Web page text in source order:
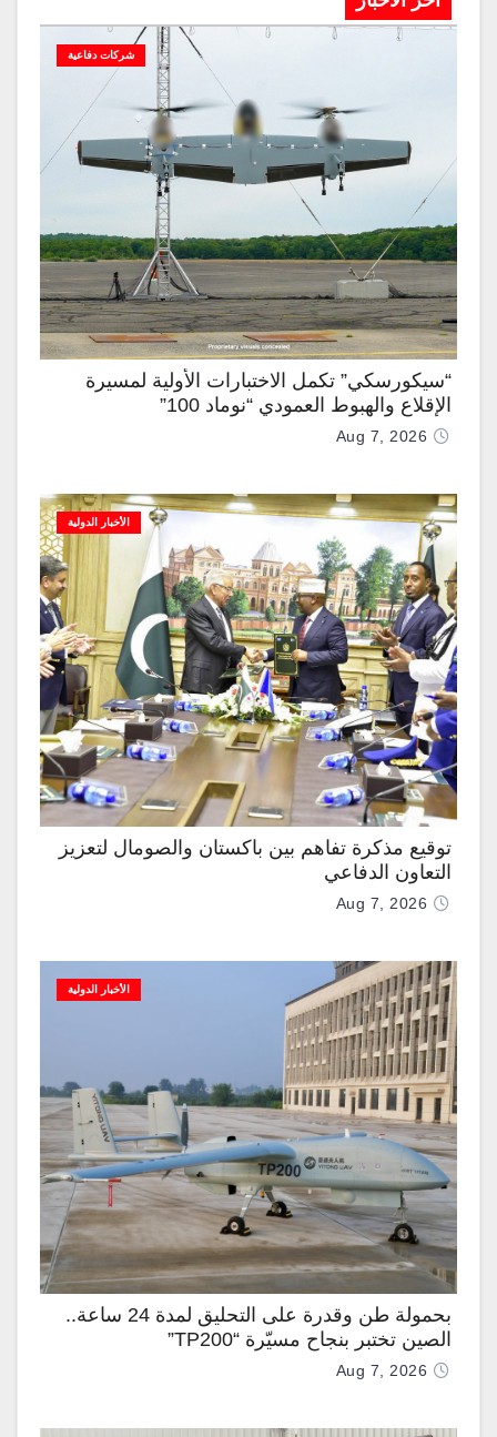
شركات دفاعية
“سيكورسكي” تكمل الاختبارات الأولية لمسيرة
الإقلاع والهبوط العمودي “نوماد 100”
Aug 7, 2026
الأخبار الدولية
توقيع مذكرة تفاهم بين باكستان والصومال لتعزيز
التعاون الدفاعي
Aug 7, 2026
الأخبار الدولية
بحمولة طن وقدرة على التحليق لمدة 24 ساعة..
الصين تختبر بنجاح مسيّرة “TP200”
Aug 7, 2026